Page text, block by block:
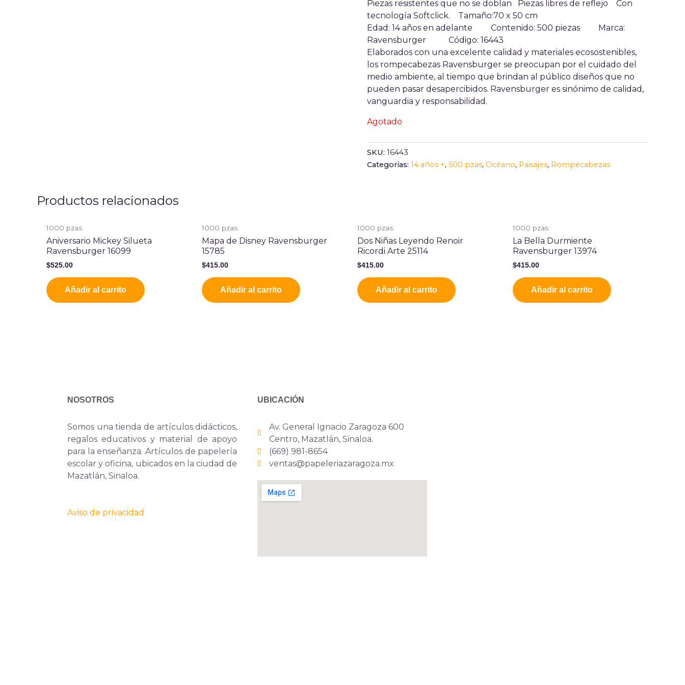
Piezas resistentes que no se doblan Piezas libres de reflejo Con
tecnología Softclick. Tamaño:70 x 50 cm
Edad: 14 años en adelante Contenido: 500 piezas Marca:
Ravensburger Código: 16443
Elaborados con una excelente calidad y materiales ecosostenibles,
los rompecabezas Ravensburger se preocupan por el cuidado del
medio ambiente, al tiempo que brindan al público diseños que no
pueden pasar desapercibidos. Ravensburger es sinónimo de calidad,
vanguardia y responsabilidad.
Agotado
SKU: 16443
Categorías: 14 años +, 500 pzas, Océano, Paisajes, Rompecabezas
Productos relacionados
1000 pzas
Aniversario Mickey Silueta
Ravensburger 16099
$525.00
Añadir al carrito
1000 pzas
Mapa de Disney Ravensburger
15785
$415.00
Añadir al carrito
1000 pzas
Dos Niñas Leyendo Renoir
Ricordi Arte 25114
$415.00
Añadir al carrito
1000 pzas
La Bella Durmiente
Ravensburger 13974
$415.00
Añadir al carrito
NOSOTROS
Somos una tienda de artículos didácticos,
regalos educativos y material de apoyo
para la enseñanza. Artículos de papelería
escolar y oficina, ubicados en la ciudad de
Mazatlán, Sinaloa.
Aviso de privacidad
UBICACIÓN
Av. General Ignacio Zaragoza 600
Centro, Mazatlán, Sinaloa.
(669) 981-8654
ventas@papeleriazaragoza.mx